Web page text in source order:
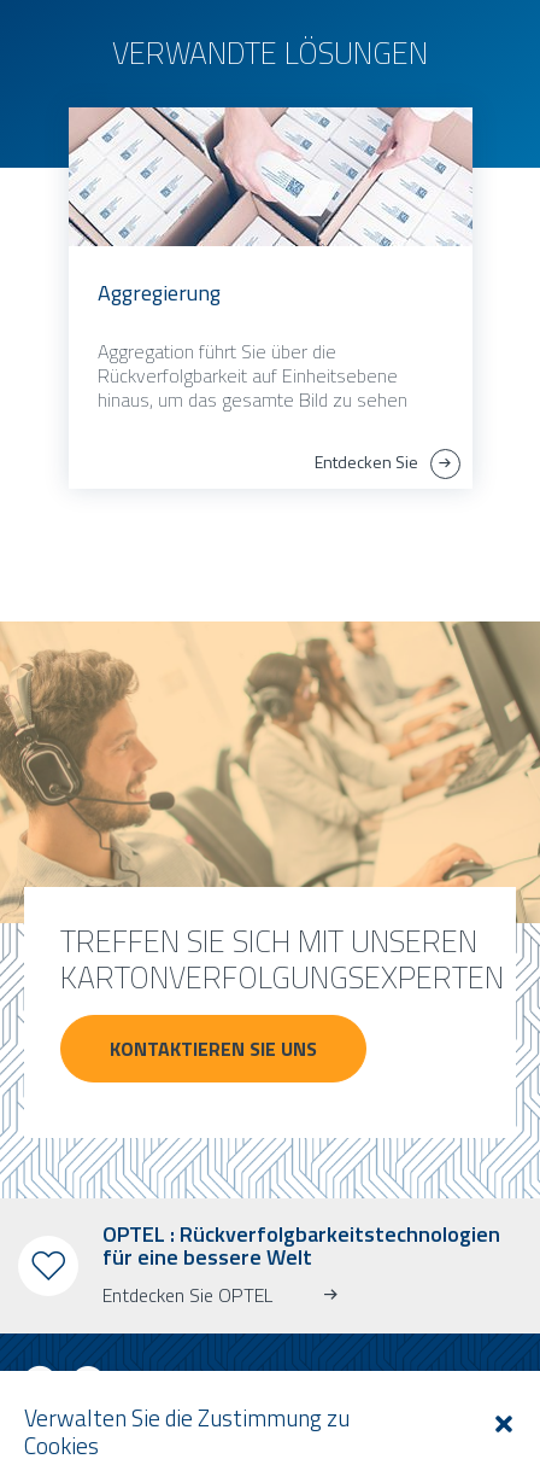
Verwalten Sie die Zustimmung zu
Cookies
VERWANDTE LÖSUNGEN
Aggregierung
Aggregation führt Sie über die
Rückverfolgbarkeit auf Einheitsebene
hinaus, um das gesamte Bild zu sehen
Entdecken Sie
TREFFEN SIE SICH MIT UNSEREN
KARTONVERFOLGUNGSEXPERTEN
KONTAKTIEREN SIE UNS
OPTEL : Rückverfolgbarkeitstechnologien
für eine bessere Welt
Entdecken Sie OPTEL